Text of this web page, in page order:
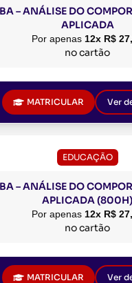
– ANÁLISE DO
APLICADA
Por apenas 12x R$
no cartão
MATRICULAR Ver
EDUCAÇÃO
– ANÁLISE DO
APLICADA (800H)
Por apenas 12x R$
no cartão
MATRICULAR Ver